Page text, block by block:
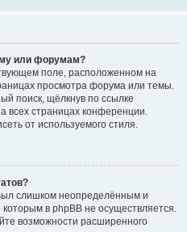
или форумам?
поле, расположенном на
просмотра форума или темы.
поиск, щёлкнув по ссылке
всех страницах конференции.
от используемого стиля.
слишком неопределённым и
в phpBB не осуществляется.
возможности расширенного